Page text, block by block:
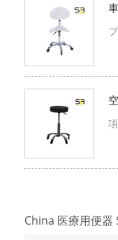
器
China 医療用便